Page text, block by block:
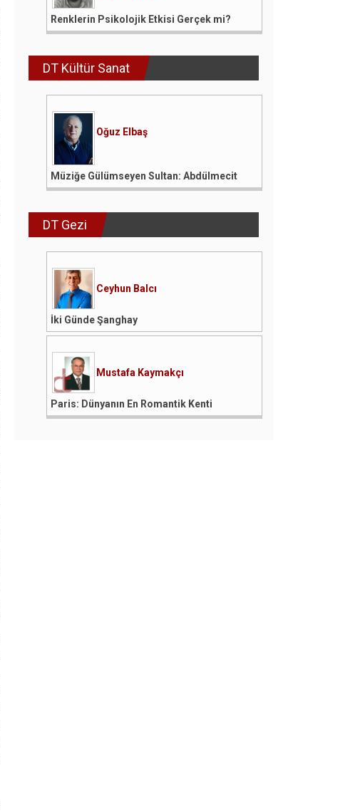
Renklerin Psikolojik Etkisi Gerçek mi?
DT Kültür Sanat
Oğuz Elbaş
Müziğe Gülümseyen Sultan: Abdülmecit
DT Gezi
Ceyhun Balcı
İki Günde Şanghay
Mustafa Kaymakçı
Paris: Dünyanın En Romantik Kenti